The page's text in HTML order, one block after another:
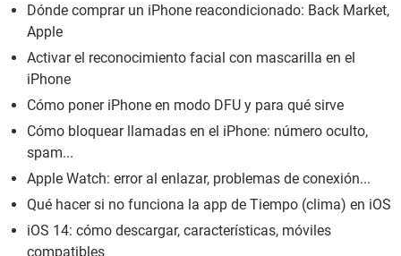
Dónde comprar un iPhone reacondicionado: Back Market,
Apple
Activar el reconocimiento facial con mascarilla en el
iPhone
Cómo poner iPhone en modo DFU y para qué sirve
Cómo bloquear llamadas en el iPhone: número oculto,
spam...
Apple Watch: error al enlazar, problemas de conexión...
Qué hacer si no funciona la app de Tiempo (clima) en iOS
iOS 14: cómo descargar, características, móviles
compatibles